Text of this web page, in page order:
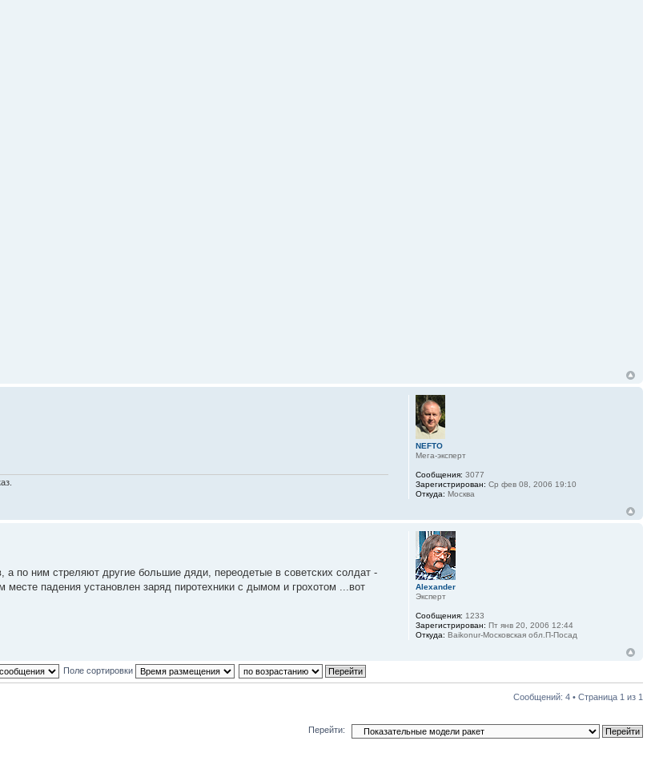
NEFTO
Мега-эксперт
Сообщения: 3077
Зарегистрирован: Ср фев 08, 2006 19:10
Откуда: Москва
по ним стреляют другие большие дяди, переодетые в советских солдат -
падения установлен заряд пиротехники с дымом и грохотом ...вот
Alexander
Эксперт
Сообщения: 1233
Зарегистрирован: Пт янв 20, 2006 12:44
Откуда: Baikonur-Московская обл.П-Посад
Поле сортировки
Сообщений: 4 • Страница 1 из 1
Перейти: